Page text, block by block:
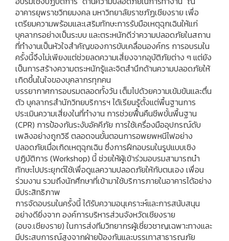
อาคารยุพราชวิทยมงคล มหาวิทยาลัยราชภัฏเชียงราย เพื่อ
เตรียมความพร้อมและเสริมทักษะการรับมือเหตุฉุกเฉินให้แก่
บุคลากรอย่างเป็นระบบ และตระหนักดีว่าความปลอดภัยในสถาน
ที่ทำงานเป็นหัวใจสำคัญของการขับเคลื่อนองค์กร การอบรมใน
ครั้งนี้จึงไม่เพียงแต่ช่วยลดความเสี่ยงจากอุบัติภัยต่าง ๆ แต่ยัง
เป็นการสร้างความตระหนักรู้และจิตสำนึกด้านความปลอดภัยให้
เกิดขึ้นในใจของบุคลากรทุกคน
บรรยากาศการอบรมตลอดทั้งวัน เต็มไปด้วยความเข้มข้นและตื่น
ตัว บุคลากรสำนักวิทยบริการฯ ได้เรียนรู้ตั้งแต่พื้นฐานการ
ประเมินความเสี่ยงในที่ทำงาน การช่วยฟื้นคืนชีพขั้นพื้นฐาน
(CPR) การป้องกันระงับอัคคีภัย การใช้เครื่องมืออุปกรณ์ดับ
เพลิงอย่างถูกวิธี ตลอดจนขั้นตอนการอพยพหนีไฟอย่าง
ปลอดภัยเมื่อเกิดเหตุฉุกเฉิน ซึ่งการฝึกอบรมในรูปแบบเชิง
ปฏิบัติการ (Workshop) นี้ ช่วยให้ผู้เข้าร่วมอบรมสามารถนำ
ทักษะไปประยุกต์ใช้เพื่อดูแลความปลอดภัยให้กับตนเอง เพื่อน
ร่วมงาน รวมถึงนักศึกษาที่เข้ามาใช้บริการภายในอาคารได้อย่าง
มีประสิทธิภาพ
การจัดอบรมในครั้งนี้ ได้รับความอนุเคราะห์และการสนับสนุน
อย่างดียิ่งจาก องค์การบริหารส่วนจังหวัดเชียงราย
(อบจ.เชียงราย) ในการส่งทีมวิทยากรผู้เชี่ยวชาญเฉพาะทางและ
มีประสบการณ์สูงจากฝ่ายป้องกันและบรรเทาสาธารณภัย